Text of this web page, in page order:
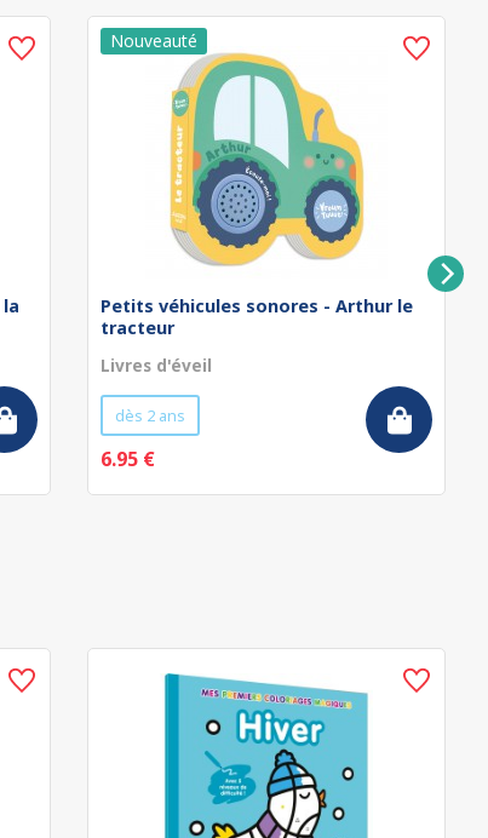
Petits véhicules sonores - Arthur le
tracteur
Livres d'éveil
dès 2 ans
6.95 €